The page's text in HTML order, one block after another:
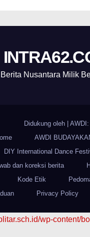
Berita Nusantara Milik
Didukung oleh
AWDI:
AWDI
DIY International Dance
dan koreksi berita
Kode Etik
Privacy Policy
wp-content/